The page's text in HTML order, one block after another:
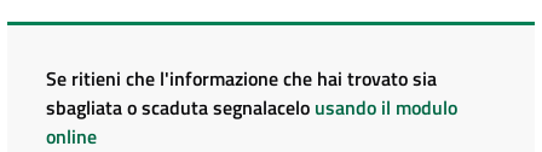
Se ritieni che l'informazione che hai trovato sia
sbagliata o scaduta segnalacelo usando il modulo
online